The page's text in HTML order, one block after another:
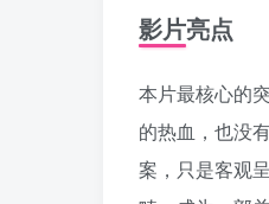
影片亮点
本片最核心的
的热血，也没
案，只是客观